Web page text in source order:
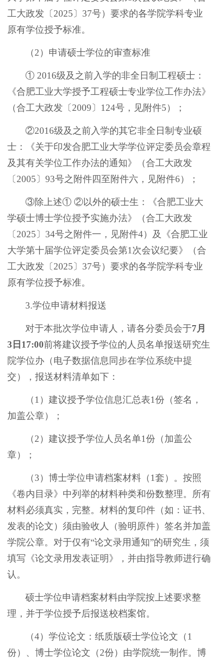
工大政发〔2025〕37号）要求的各学院学科专业
原有学位授予标准。
（2）申请硕士学位的审查标准
① 2016级及之前入学的非全日制工程硕士：
《合肥工业大学授予工程硕士专业学位工作办法》
（合工大政发〔2009〕124号，见附件5）；
②2016级及之前入学的其它非全日制专业硕
士：《关于印发合肥工业大学学位评定委员会章程
及其有关学位工作办法的通知》（合工大政发
〔2005〕93号之附件四至附件六，见附件6）；
③除上述① ②以外的硕士生：《合肥工业大
学硕士博士学位授予实施办法》（合工大政发
〔2025〕34号之附件一，见附件4）及《合肥工业
大学第十届学位评定委员会第1次会议纪要》（合
工大政发〔2025〕37号）要求的各学院学科专业
原有学位授予标准。
3.学位申请材料报送
对于本批次学位申请人，请各分委员会于7月
3 日 17:00前将建议授予学位的人员名单报送研究生
院学位办（电子数据信息同步在学位系统中提
交），报送材料清单如下：
（1）建议授予学位信息汇总表1份（签名，
加盖公章）；
（2）建议授予学位人员名单1份（加盖公
章）；
（3）博士学位申请档案材料（1套）。按照
《卷内目录》中列举的材料种类和份数整理。所有
材料必须真实，完整。材料的复印件（如：证书、
发表的论文）须由验收人（验明原件）签名并加盖
学院公章。对于仅有“论文录用通知”的研究生，须
填写《论文录用发表证明》，并由指导教师进行确
认。
硕士学位申请档案材料由学院按上述要求整
理，并于学位授予后报送校档案馆。
（4）学位论文：纸质版硕士学位论文（1
份）、博士学位论文（2份）由学院统一制作。博